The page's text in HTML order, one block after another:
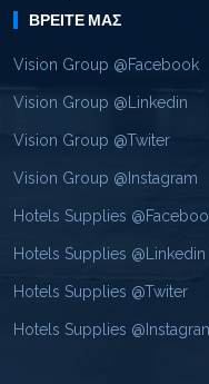
ΒΡΕΊΤΕ ΜΑΣ
Vision Group @Facebook
Vision Group @Linkedin
Vision Group @Twiter
Vision Group @Instagram
Hotels Supplies
Hotels Supplies @Linkedin
Hotels Supplies @Twiter
Hotels Supplies